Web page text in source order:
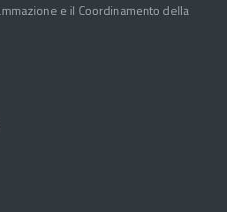
e il Coordinamento della